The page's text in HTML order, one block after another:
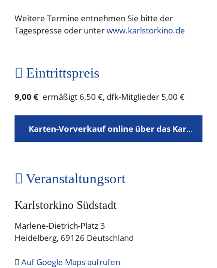
Weitere Termine entnehmen Sie bitte der
Tagespresse oder unterwww.karlstorkino.de
Eintrittspreis
9,00 € ermäßigt 6,50 €, dfk-Mitglieder 5,00 €
Karten-Vorverkauf online über das Karlstorkino
Veranstaltungsort
Karlstorkino Südstadt
Marlene-Dietrich-Platz 3
Heidelberg, 69126 Deutschland
Auf Google Maps aufrufen